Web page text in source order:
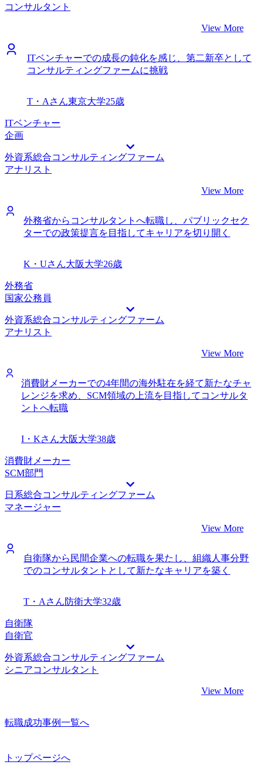
コンサルタント
View More
ITベンチャーでの成長の鈍化を感じ、第二新卒として
コンサルティングファームに挑戦
T・Aさん東京大学25歳
ITベンチャー
企画
外資系総合コンサルティングファーム
アナリスト
View More
外務省からコンサルタントへ転職し、パブリックセク
ターでの政策提言を目指してキャリアを切り開く
K・Uさん大阪大学26歳
外務省
国家公務員
外資系総合コンサルティングファーム
アナリスト
View More
消費財メーカーでの4年間の海外駐在を経て新たなチャ
レンジを求め、SCM領域の上流を目指してコンサルタ
ントへ転職
I・Kさん大阪大学38歳
消費財メーカー
SCM部門
日系総合コンサルティングファーム
マネージャー
View More
自衛隊から民間企業への転職を果たし、組織人事分野
でのコンサルタントとして新たなキャリアを築く
T・Aさん防衛大学32歳
自衛隊
自衛官
外資系総合コンサルティングファーム
シニアコンサルタント
View More
転職成功事例一覧へ
トップページへ